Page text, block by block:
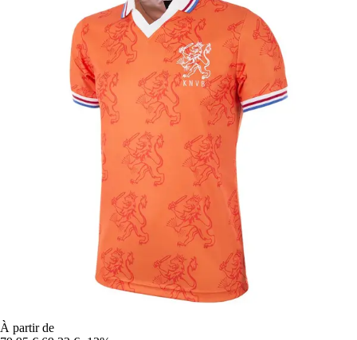
À partir de